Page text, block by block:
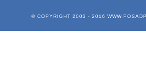
© COPYRIGHT 2003 - 2016